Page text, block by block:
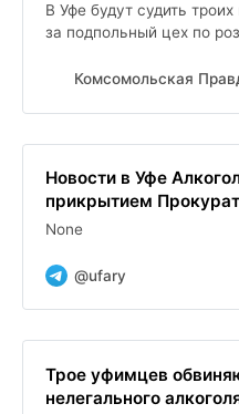
В Уфе будут судить
за подпольный цех по
Комсомольская
Новости в Уфе
прикрытием
None
@ufary
Трое уфимцев
нелегального